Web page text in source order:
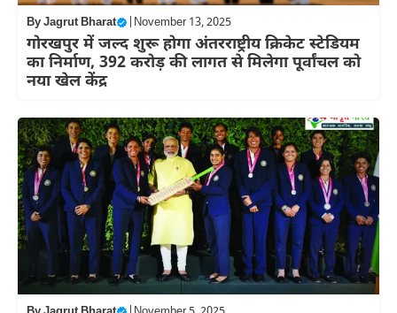
ByJagrut Bharat November 13, 2025
गोरखपुर में जल्द शुरू होगा अंतरराष्ट्रीय क्रिकेट स्टेडियम
का निर्माण, 392 करोड़ की लागत से मिलेगा पूर्वांचल को
नया खेल केंद्र